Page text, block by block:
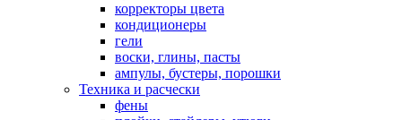
корректоры цвета
кондиционеры
гели
воски, глины, пасты
ампулы, бустеры, порошки
Техника и расчески
фены